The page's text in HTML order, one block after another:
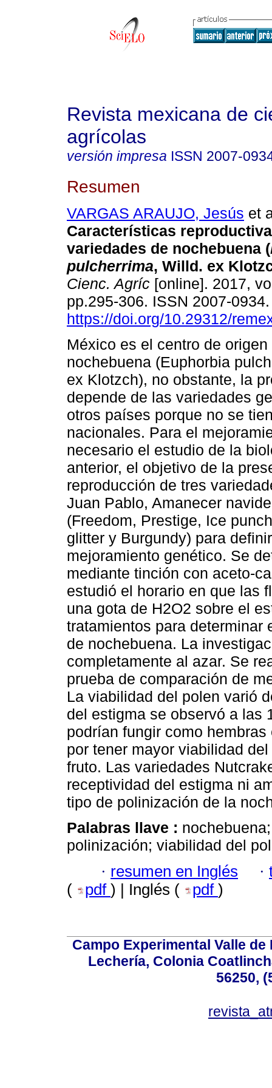
Revista mexicana de
agrícolas
versión impresa ISSN 2007-
Resumen
VARGAS ARAUJO, Jesús et
Características
variedades de nochebuena (
pulcherrima, Willd. ex
Cienc. Agríc [online]. 2017,
pp.295-306. ISSN 2007-
https://doi.org/10.29312/
México es el centro de origen
nochebuena (Euphorbia
ex Klotzch), no obstante, la
depende de las variedades
otros países porque no se
nacionales. Para el
necesario el estudio de la
anterior, el objetivo de la
reproducción de tres
Juan Pablo, Amanecer
(Freedom, Prestige, Ice
glitter y Burgundy) para
mejoramiento genético. Se
mediante tinción con aceto-
estudió el horario en que las
una gota de H2O2 sobre el
tratamientos para
de nochebuena. La
completamente al azar. Se
prueba de comparación de
La viabilidad del polen varió
del estigma se observó a las
podrían fungir como
por tener mayor viabilidad
fruto. Las variedades
receptividad del estigma ni
tipo de polinización de la
Palabras llave :
polinización; viabilidad del
· resumen en Inglés ·
(
pdf ) | Inglés ( pdf )
Campo Experimental Valle
Lechería, Colonia
56250,